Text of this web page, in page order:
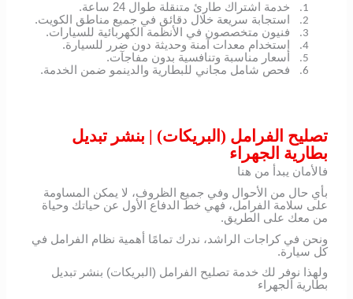
1. خدمة اشتراك طارئ متنقلة طوال 24 ساعة.
2. استجابة سريعة خلال دقائق في جميع مناطق الكويت.
3. فنيون متخصصون في الأنظمة الكهربائية للسيارات.
4. استخدام معدات آمنة وحديثة دون ضرر للسيارة.
5. أسعار مناسبة وتنافسية بدون مفاجآت.
6. فحص شامل مجاني للبطارية والدينمو ضمن الخدمة.
تصليح الفرامل (البريكات) | بنشر تبديل
بطارية الجهراء
فالأمان يبدأ من هنا
بأي حال من الأحوال وفي جميع الظروف، لا يمكن المساومة
على سلامة الفرامل، فهي خط الدفاع الأول عن حياتك وحياة
من معك على الطريق.
ونحن في كراجات الراشد، ندرك تمامًا أهمية نظام الفرامل في
كل سيارة.
ولهذا نوفر لك خدمة تصليح الفرامل (البريكات) بنشر تبديل
بطارية الجهراء